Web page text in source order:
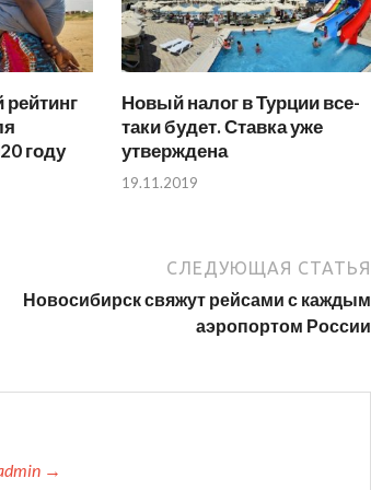
году
Новый налог в Турции все-
таки будет. Ставка уже
утверждена
19.11.2019
СЛЕДУЮЩАЯ СТАТЬЯ
Новосибирск свяжут рейсами с каждым
аэропортом России
→